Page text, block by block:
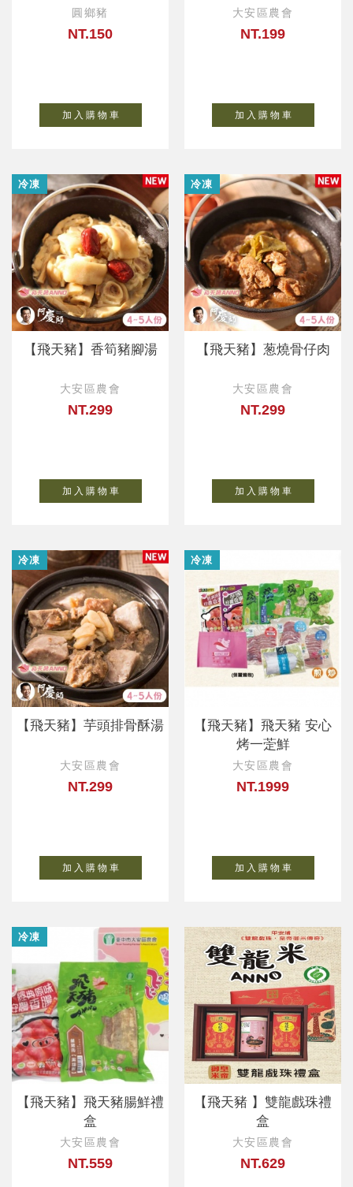
圓鄉豬
NT.150
加 入 購 物 車
大安區農會
NT.199
加 入 購 物 車
冷凍
【飛天豬】香筍豬腳湯
大安區農會
NT.299
加 入 購 物 車
冷凍
【飛天豬】葱燒骨仔肉
大安區農會
NT.299
加 入 購 物 車
冷凍
【飛天豬】芋頭排骨酥湯
大安區農會
NT.299
加 入 購 物 車
冷凍
【飛天豬】飛天豬 安心
烤一萣鮮
大安區農會
NT.1999
加 入 購 物 車
冷凍
【飛天豬】飛天豬腸鮮禮
盒
大安區農會
NT.559
【飛天豬 】雙龍戲珠禮
盒
大安區農會
NT.629